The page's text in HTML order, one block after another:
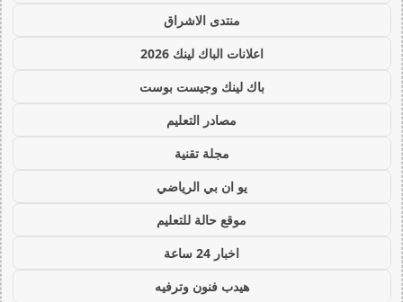
منتدى الاشراق
اعلانات الباك لينك 2026
باك لينك وجيست بوست
مصادر التعليم
مجلة تقنية
يو ان بي الرياضي
موقع حالة للتعليم
اخبار 24 ساعة
هيدب فنون وترفيه